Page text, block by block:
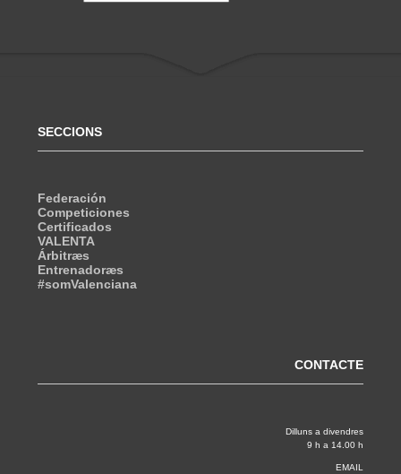
SECCIONS
Federación
Competiciones
Certificados
VALENTA
Árbitræs
Entrenadoræs
#somValenciana
CONTACTE
Dilluns a divendres
9 h a 14.00 h
EMAIL